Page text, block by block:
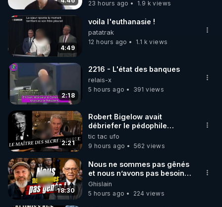
code : REGENERE10
▶ 30 jours gratuit sur l’application de méditation et
de bien-être ENVOL :
Rendez-vous sur
le code : REGENERE
23 hours ago 1.9 k views
4:49
voila l'euthanasie !
patatrak
12 hours ago
1.1 k views
2:18
2216 - L'état des banques
relais-x
5 hours ago
391 views
2:21
Robert Bigelow avait
débriefer le pédophile
génocidaire de donald j
trump
tic tac ufo
9 hours ago
562 views
18:30
Nous ne sommes pas gênés
et nous n’avons pas besoin
de nous excuser ! #jw
#jehovah #collegecentral
Ghislain
5 hours ago
224 views